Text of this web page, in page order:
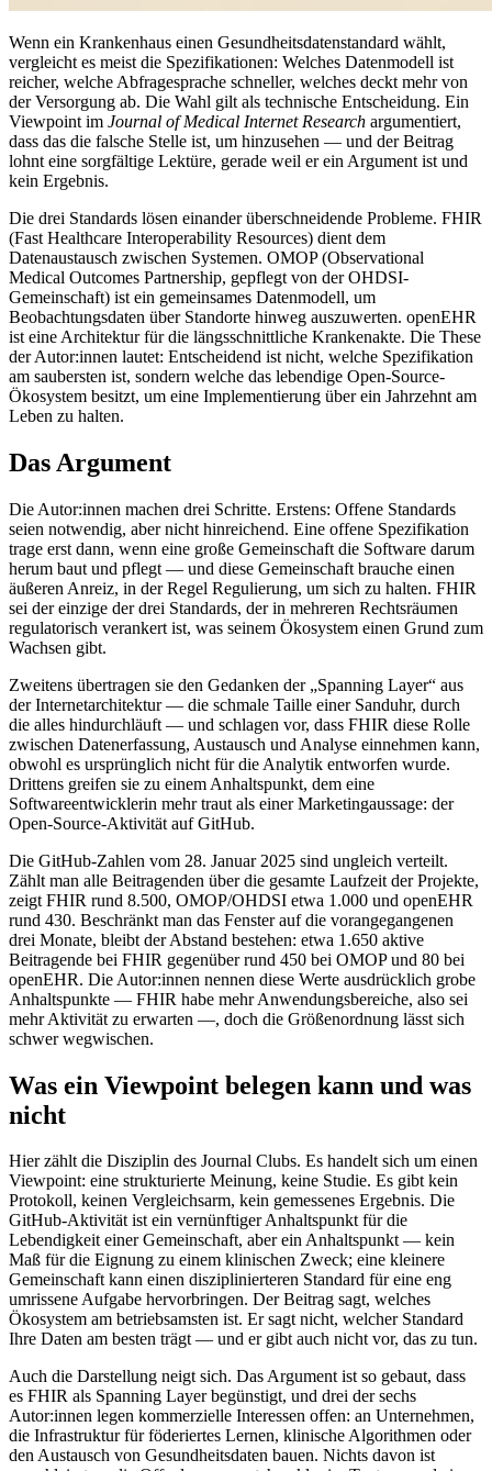
Wenn ein Krankenhaus einen Gesundheitsdatenstandard wählt,
vergleicht es meist die Spezifikationen: Welches Datenmodell ist
reicher, welche Abfragesprache schneller, welches deckt mehr von
der Versorgung ab. Die Wahl gilt als technische Entscheidung. Ein
Viewpoint im Journal of Medical Internet Research argumentiert,
dass das die falsche Stelle ist, um hinzusehen — und der Beitrag
lohnt eine sorgfältige Lektüre, gerade weil er ein Argument ist und
kein Ergebnis.
Die drei Standards lösen einander überschneidende Probleme. FHIR
(Fast Healthcare Interoperability Resources) dient dem
Datenaustausch zwischen Systemen. OMOP (Observational
Medical Outcomes Partnership, gepflegt von der OHDSI-
Gemeinschaft) ist ein gemeinsames Datenmodell, um
Beobachtungsdaten über Standorte hinweg auszuwerten. openEHR
ist eine Architektur für die längsschnittliche Krankenakte. Die These
der Autor:innen lautet: Entscheidend ist nicht, welche Spezifikation
am saubersten ist, sondern welche das lebendige Open-Source-
Ökosystem besitzt, um eine Implementierung über ein Jahrzehnt am
Leben zu halten.
Das Argument
Die Autor:innen machen drei Schritte. Erstens: Offene Standards
seien notwendig, aber nicht hinreichend. Eine offene Spezifikation
trage erst dann, wenn eine große Gemeinschaft die Software darum
herum baut und pflegt — und diese Gemeinschaft brauche einen
äußeren Anreiz, in der Regel Regulierung, um sich zu halten. FHIR
sei der einzige der drei Standards, der in mehreren Rechtsräumen
regulatorisch verankert ist, was seinem Ökosystem einen Grund zum
Wachsen gibt.
Zweitens übertragen sie den Gedanken der „Spanning Layer“ aus
der Internetarchitektur — die schmale Taille einer Sanduhr, durch
die alles hindurchläuft — und schlagen vor, dass FHIR diese Rolle
zwischen Datenerfassung, Austausch und Analyse einnehmen kann,
obwohl es ursprünglich nicht für die Analytik entworfen wurde.
Drittens greifen sie zu einem Anhaltspunkt, dem eine
Softwareentwicklerin mehr traut als einer Marketingaussage: der
Open-Source-Aktivität auf GitHub.
Die GitHub-Zahlen vom 28. Januar 2025 sind ungleich verteilt.
Zählt man alle Beitragenden über die gesamte Laufzeit der Projekte,
zeigt FHIR rund 8.500, OMOP/OHDSI etwa 1.000 und openEHR
rund 430. Beschränkt man das Fenster auf die vorangegangenen
drei Monate, bleibt der Abstand bestehen: etwa 1.650 aktive
Beitragende bei FHIR gegenüber rund 450 bei OMOP und 80 bei
openEHR. Die Autor:innen nennen diese Werte ausdrücklich grobe
Anhaltspunkte — FHIR habe mehr Anwendungsbereiche, also sei
mehr Aktivität zu erwarten —, doch die Größenordnung lässt sich
schwer wegwischen.
Was ein Viewpoint belegen kann und was
nicht
Hier zählt die Disziplin des Journal Clubs. Es handelt sich um einen
Viewpoint: eine strukturierte Meinung, keine Studie. Es gibt kein
Protokoll, keinen Vergleichsarm, kein gemessenes Ergebnis. Die
GitHub-Aktivität ist ein vernünftiger Anhaltspunkt für die
Lebendigkeit einer Gemeinschaft, aber ein Anhaltspunkt — kein
Maß für die Eignung zu einem klinischen Zweck; eine kleinere
Gemeinschaft kann einen disziplinierteren Standard für eine eng
umrissene Aufgabe hervorbringen. Der Beitrag sagt, welches
Ökosystem am betriebsamsten ist. Er sagt nicht, welcher Standard
Ihre Daten am besten trägt — und er gibt auch nicht vor, das zu tun.
Auch die Darstellung neigt sich. Das Argument ist so gebaut, dass
es FHIR als Spanning Layer begünstigt, und drei der sechs
Autor:innen legen kommerzielle Interessen offen: an Unternehmen,
die Infrastruktur für föderiertes Lernen, klinische Algorithmen oder
den Austausch von Gesundheitsdaten bauen. Nichts davon ist